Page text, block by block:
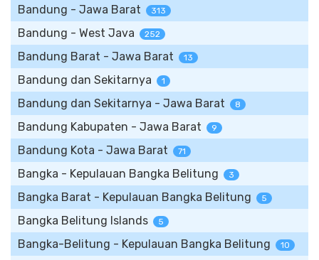
Bandung - Jawa Barat 313
Bandung - West Java 252
Bandung Barat - Jawa Barat 13
Bandung dan Sekitarnya 1
Bandung dan Sekitarnya - Jawa Barat 8
Bandung Kabupaten - Jawa Barat 9
Bandung Kota - Jawa Barat 71
Bangka - Kepulauan Bangka Belitung 3
Bangka Barat - Kepulauan Bangka Belitung 5
Bangka Belitung Islands 5
Bangka-Belitung - Kepulauan Bangka Belitung 10